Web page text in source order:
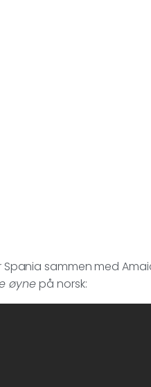
sammen med
øynepå norsk: